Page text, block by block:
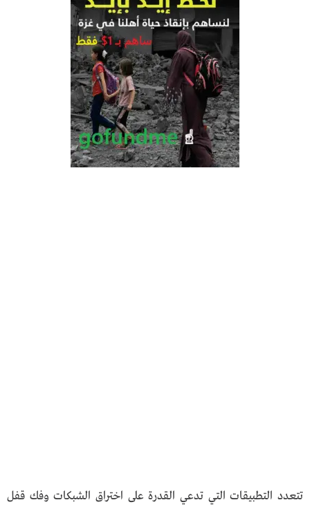
تتعدد التطبيقات التي تدعي القدرة على اختراق الشبكات وفك قفل